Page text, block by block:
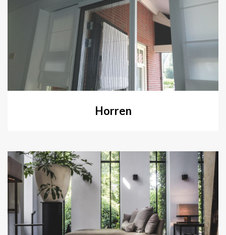
Horren